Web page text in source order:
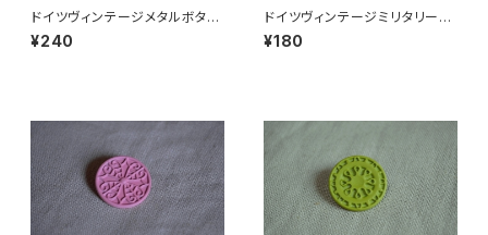
ドイツヴィンテージメタルボタン
お花
¥240
ドイツヴィンテージミリタリーボ
タン
¥180